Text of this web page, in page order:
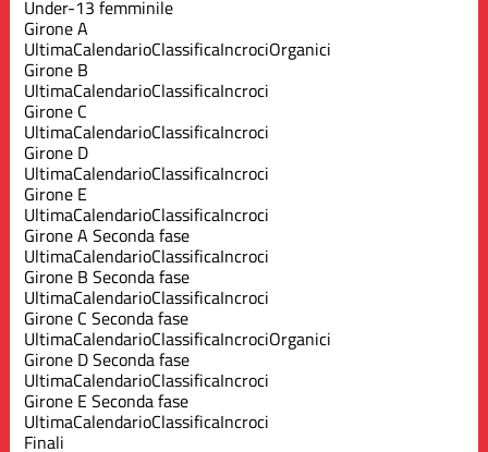
Under-13 femminile
Girone A
UltimaCalendarioClassificaIncrociOrganici
Girone B
UltimaCalendarioClassificaIncroci
Girone C
UltimaCalendarioClassificaIncroci
Girone D
UltimaCalendarioClassificaIncroci
Girone E
UltimaCalendarioClassificaIncroci
Girone A Seconda fase
UltimaCalendarioClassificaIncroci
Girone B Seconda fase
UltimaCalendarioClassificaIncroci
Girone C Seconda fase
UltimaCalendarioClassificaIncrociOrganici
Girone D Seconda fase
UltimaCalendarioClassificaIncroci
Girone E Seconda fase
UltimaCalendarioClassificaIncroci
Finali